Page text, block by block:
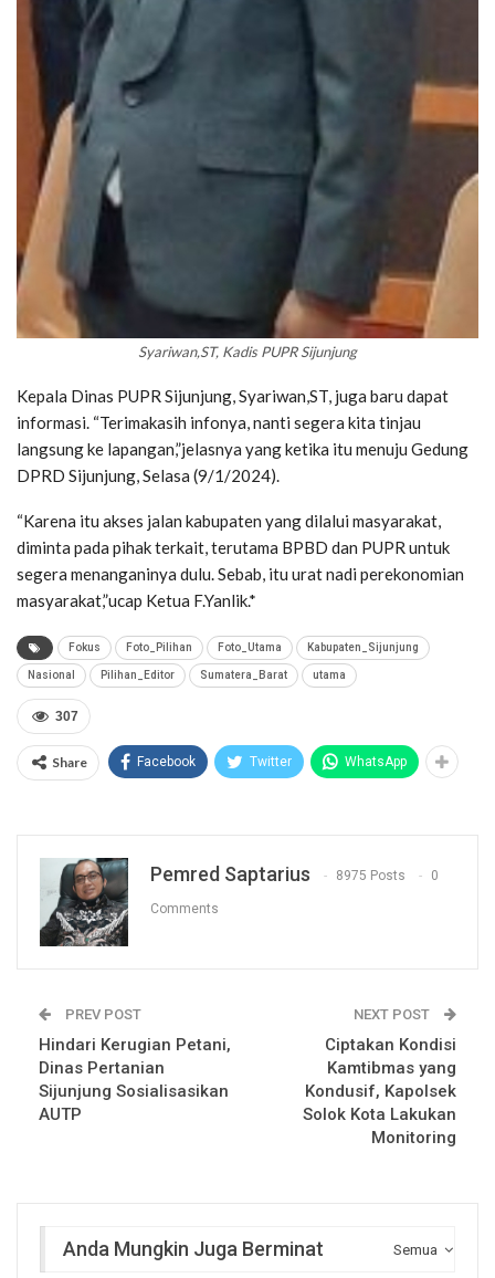
Syariwan,ST, Kadis PUPR Sijunjung
Kepala Dinas PUPR Sijunjung, Syariwan,ST, juga baru dapat
informasi. “Terimakasih infonya, nanti segera kita tinjau
langsung ke lapangan,”jelasnya yang ketika itu menuju Gedung
DPRD Sijunjung, Selasa (9/1/2024).
“Karena itu akses jalan kabupaten yang dilalui masyarakat,
diminta pada pihak terkait, terutama BPBD dan PUPR untuk
segera menanganinya dulu. Sebab, itu urat nadi perekonomian
masyarakat,”ucap Ketua F.Yanlik.*
Fokus Foto_Pilihan Foto_Utama Kabupaten_Sijunjung
Nasional Pilihan_Editor Sumatera_Barat utama
307
Share Facebook Twitter WhatsApp
Pemred Saptarius 8975 Posts 0
Comments
PREV POST
Hindari Kerugian Petani,
Dinas Pertanian
Sijunjung Sosialisasikan
AUTP
NEXT POST
Ciptakan Kondisi
Kamtibmas yang
Kondusif, Kapolsek
Solok Kota Lakukan
Monitoring
Semua
Anda Mungkin Juga Berminat